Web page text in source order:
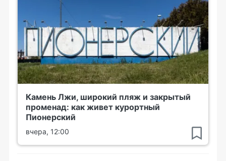
Камень Лжи, широкий пляж и закрытый
променад: как живет курортный
Пионерский
вчера, 12:00